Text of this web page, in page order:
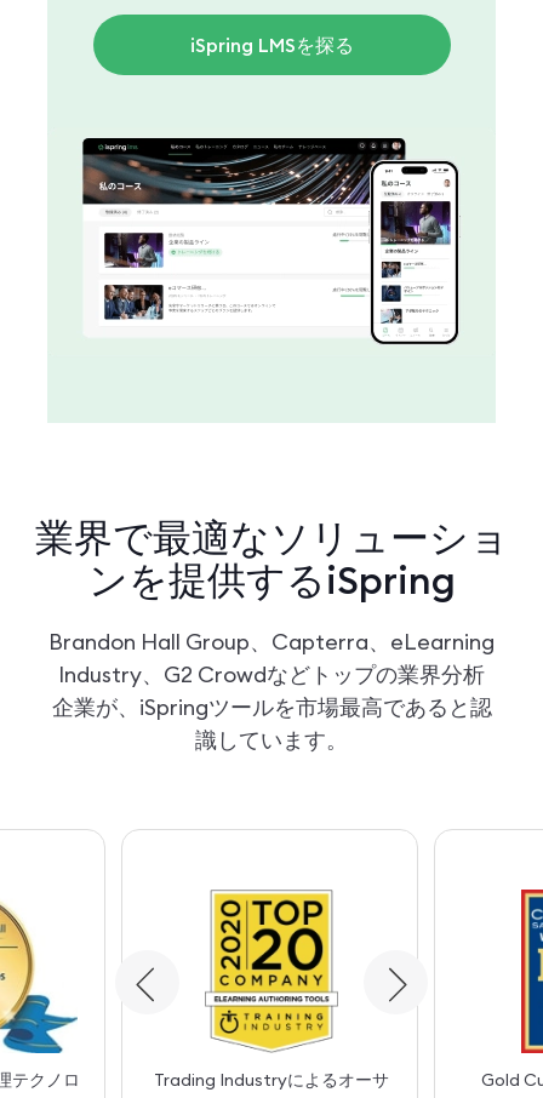
iSpring LMSを探る
業界で最適なソリューショ
ンを提供するiSpring
Brandon Hall Group、Capterra、eLearning
Industry、G2 Crowdなどトップの業界分析
企業が、iSpringツールを市場最高であると認
識しています。
テクノロ
Trading Industryによるオーサ
Gold